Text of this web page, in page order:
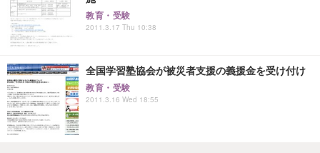
教育・受験
2011.3.17 Thu 10:38
全国学習塾協会が被災者支援の義援金を受け付け
教育・受験
2011.3.16 Wed 18:55